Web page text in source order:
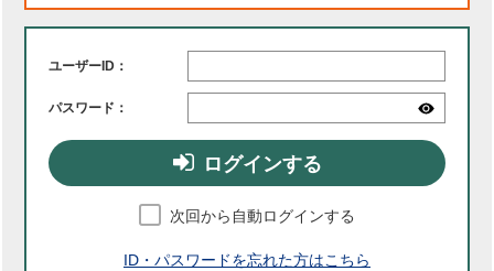
ユーザーID：
パスワード：
ログインする
次回から自動ログインする
ID・パスワードを忘れた方はこちら